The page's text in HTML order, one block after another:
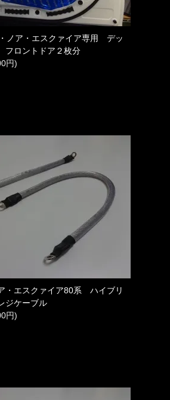
ノア・エスクァイア専用 デッ
フロントドア２枚分
円)
・エスクァイア80系 ハイブリ
ジケーブル
円)